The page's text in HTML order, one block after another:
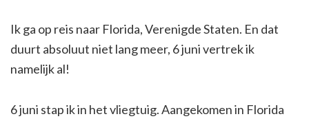
Ik ga op reis naar Florida, Verenigde Staten. En dat
duurt absoluut niet lang meer, 6 juni vertrek ik
namelijk al!
6 juni stap ik in het vliegtuig. Aangekomen in Florida